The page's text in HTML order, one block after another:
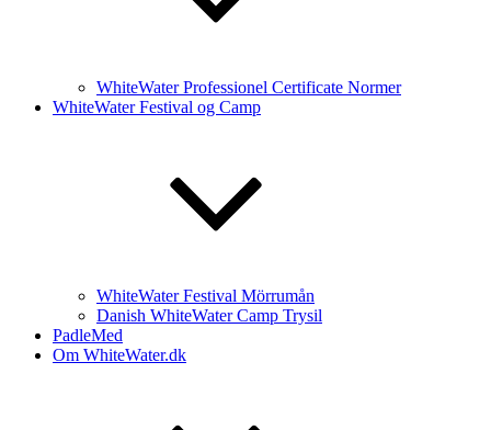
WhiteWater Professionel Certificate Normer
WhiteWater Festival og Camp
WhiteWater Festival Mörrumån
Danish WhiteWater Camp Trysil
PadleMed
Om WhiteWater.dk